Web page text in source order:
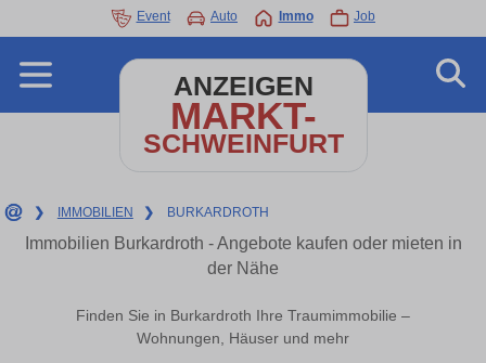
Event Auto Immo Job
ANZEIGEN
MARKT-
SCHWEINFURT
❯ IMMOBILIEN ❯ BURKARDROTH
Immobilien Burkardroth - Angebote kaufen oder mieten in
der Nähe
Finden Sie in Burkardroth Ihre Traumimmobilie –
Wohnungen, Häuser und mehr